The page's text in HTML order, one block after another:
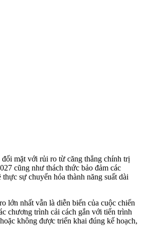
mặt với rủi ro từ căng thẳng chính trị
cũng như thách thức bảo đảm các
sự chuyển hóa thành năng suất dài
lớn nhất vẫn là diễn biến của cuộc chiến
chương trình cải cách gắn với tiến trình
không được triển khai đúng kế hoạch,